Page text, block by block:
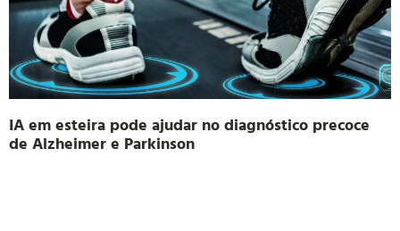
IA em esteira pode ajudar no diagnóstico precoce
de Alzheimer e Parkinson